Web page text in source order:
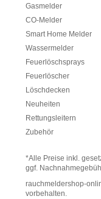
Gasmelder
CO-Melder
Smart Home Melder
Wassermelder
Feuerlöschsprays
Feuerlöscher
Löschdecken
Neuheiten
Rettungsleitern
Zubehör
*Alle Preise inkl.
ggf.
rauchmeldershop-
vorbehalten.